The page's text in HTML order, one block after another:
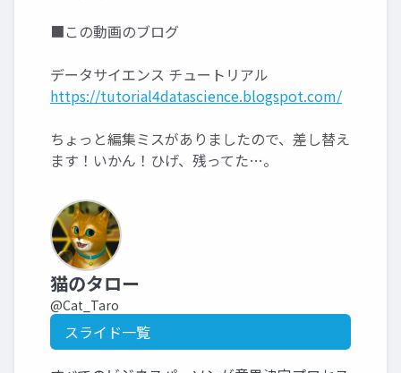
■この動画のブログ
データサイエンス チュートリアル
https://tutorial4datascience.blogspot.com/
ちょっと編集ミスがありましたので、差し替え
ます！いかん！ひげ、残ってた…。
猫のタロー
@Cat_Taro
スライド一覧